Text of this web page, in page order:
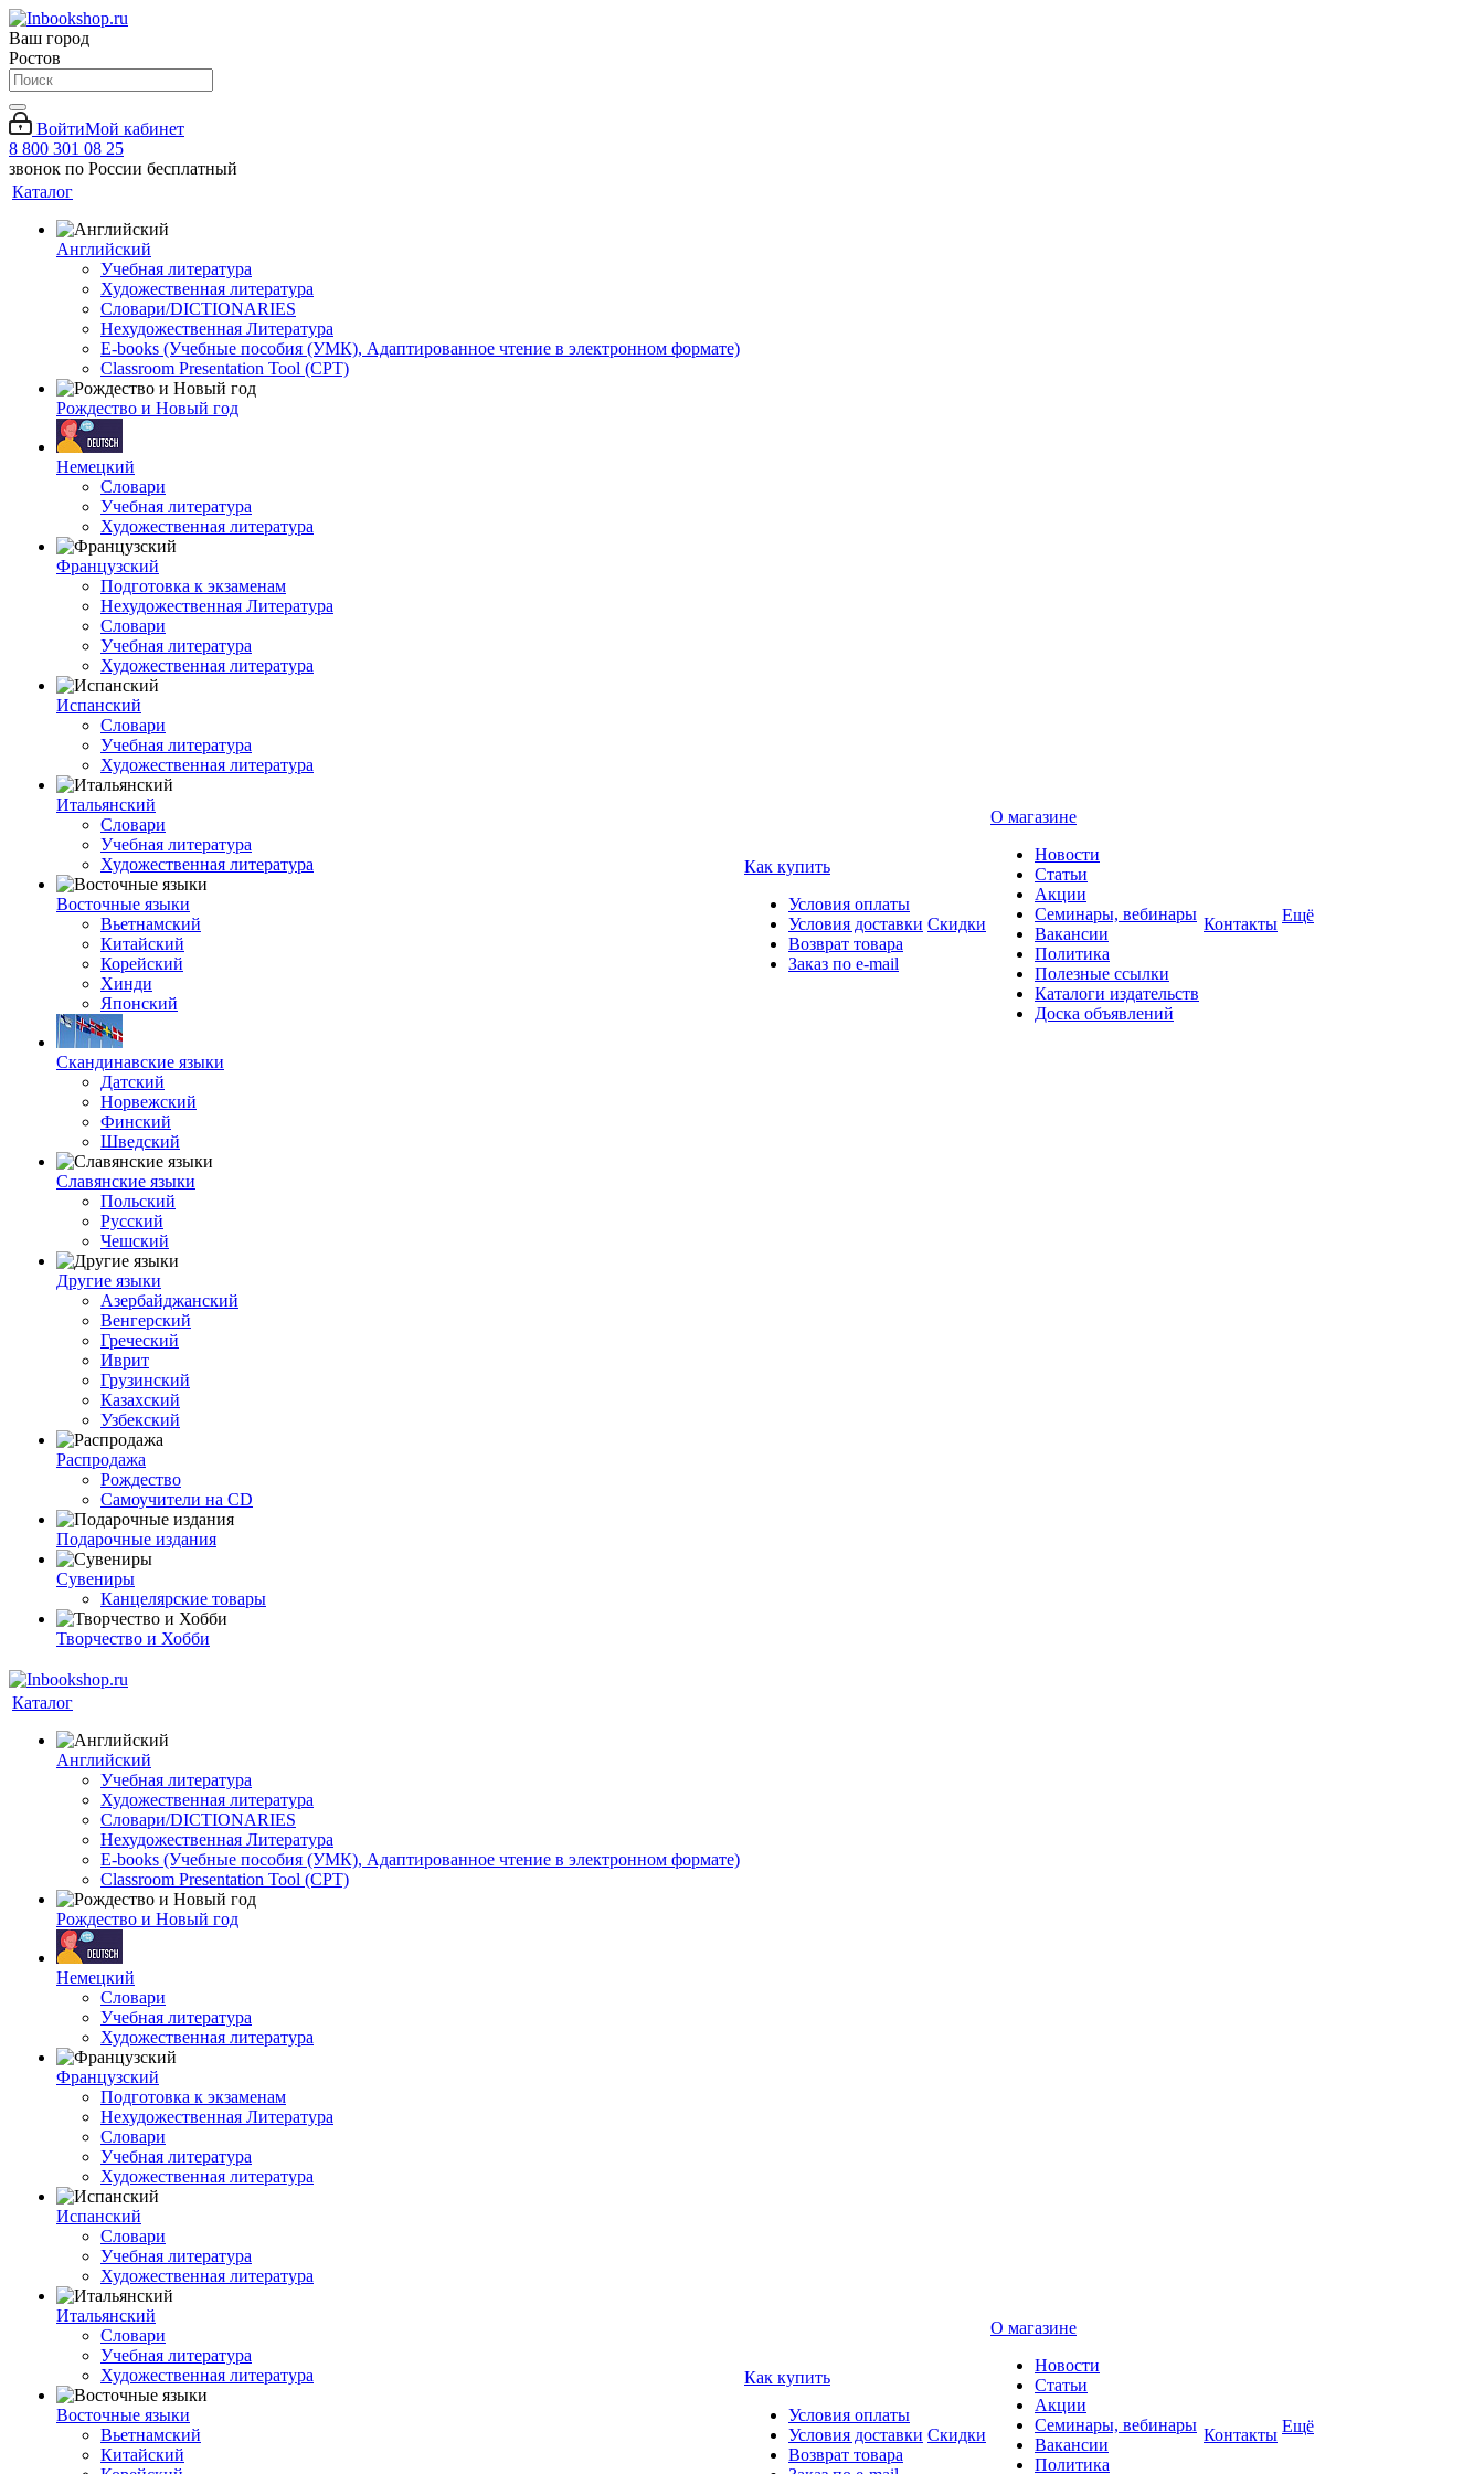
Ваш город
Ростов
ВойтиМой кабинет
8 800 301 08 25
звонок по России бесплатный
Каталог
Английский
Учебная литература
Художественная литература
Словари/DICTIONARIES
Нехудожественная Литература
E-books (Учебные пособия (УМК), Адаптированное чтение в электронном формате)
Classroom Presentation Tool (CPT)
Рождество и Новый год
Немецкий
Словари
Учебная литература
Художественная литература
Французский
Подготовка к экзаменам
Нехудожественная Литература
Словари
Учебная литература
Художественная литература
Испанский
Словари
Учебная литература
Художественная литература
Итальянский
Словари
Учебная литература
Художественная литература
Восточные языки
Вьетнамский
Китайский
Корейский
Хинди
Японский
Скандинавские языки
Датский
Норвежский
Финский
Шведский
Славянские языки
Польский
Русский
Чешский
Другие языки
Азербайджанский
Венгерский
Греческий
Иврит
Грузинский
Казахский
Узбекский
Распродажа
Рождество
Самоучители на CD
Подарочные издания
Сувениры
Канцелярские товары
Творчество и Хобби
Как купить
Условия оплаты
Условия доставки
Возврат товара
Заказ по e-mail
Скидки
О магазине
Новости
Статьи
Акции
Семинары, вебинары
Вакансии
Политика
Полезные ссылки
Каталоги издательств
Доска объявлений
Контакты Ещё
Каталог
Английский
Учебная литература
Художественная литература
Словари/DICTIONARIES
Нехудожественная Литература
E-books (Учебные пособия (УМК), Адаптированное чтение в электронном формате)
Classroom Presentation Tool (CPT)
Рождество и Новый год
Немецкий
Словари
Учебная литература
Художественная литература
Французский
Подготовка к экзаменам
Нехудожественная Литература
Словари
Учебная литература
Художественная литература
Испанский
Словари
Учебная литература
Художественная литература
Итальянский
Словари
Учебная литература
Художественная литература
Восточные языки
Вьетнамский
Китайский
Как купить
Условия оплаты
Условия доставки
Возврат товара
Скидки
О магазине
Новости
Статьи
Акции
Семинары, вебинары
Вакансии
Политика
Контакты Ещё